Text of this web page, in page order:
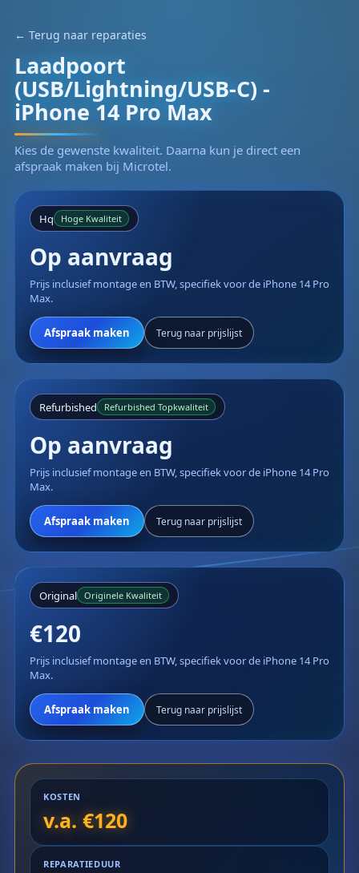
← Terug naar reparaties
Laadpoort
(USB/Lightning/USB-C) -
iPhone 14 Pro Max
Kies de gewenste kwaliteit. Daarna kun je direct een
afspraak maken bij Microtel.
Hq Hoge Kwaliteit
Op aanvraag
Prijs inclusief montage en BTW, specifiek voor de iPhone 14 Pro
Max.
Afspraak maken Terug naar prijslijst
Refurbished Refurbished Topkwaliteit
Op aanvraag
Prijs inclusief montage en BTW, specifiek voor de iPhone 14 Pro
Max.
Afspraak maken Terug naar prijslijst
Original Originele Kwaliteit
€120
Prijs inclusief montage en BTW, specifiek voor de iPhone 14 Pro
Max.
Afspraak maken Terug naar prijslijst
KOSTEN
v.a. €120
REPARATIEDUUR